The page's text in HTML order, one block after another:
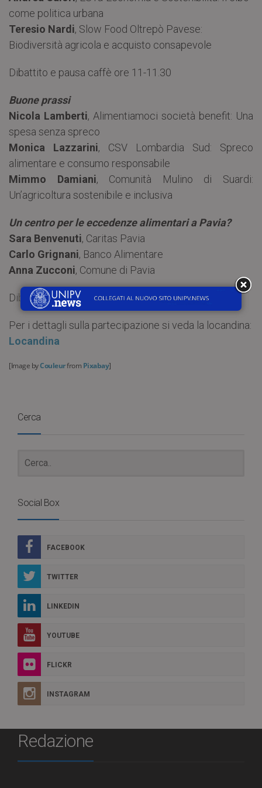
come politica urbana
Teresio Nardi, Slow Food Oltrepò Pavese:
Biodiversità agricola e acquisto consapevole
Dibattito e pausa caffè ore 11-11.30
Buone prassi
Nicola Lamberti, Alimentiamoci società benefit: Una
spesa senza spreco
Monica Lazzarini, CSV Lombardia Sud: Spreco
alimentare e consumo responsabile
Mimmo Damiani, Comunità Mulino di Suardi:
Un’agricoltura sostenibile e inclusiva
Un centro per le eccedenze alimentari a Pavia?
Sara Benvenuti, Caritas Pavia
Carlo Grignani, Banco Alimentare
Anna Zucconi, Comune di Pavia
Dibattito
Per i dettagli sulla partecipazione si veda la locandina:
Locandina
[Image byCouleurfrom Pixabay]
Cerca
Social Box
FACEBOOK
TWITTER
LINKEDIN
YOUTUBE
FLICKR
INSTAGRAM
Redazione